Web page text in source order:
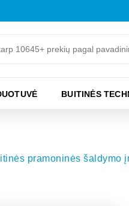
BUITINĖS
pramoninės šaldymo